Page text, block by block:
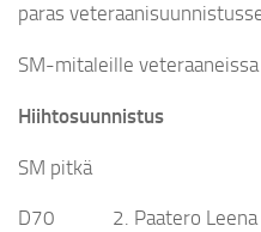
paras
SM-mitaleille
Hiihtosuunnistus
SM pitkä
D70 2. Paatero Leena